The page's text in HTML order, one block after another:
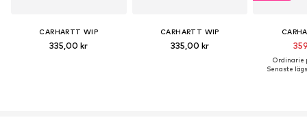
CARHARTT WIP
335,00 kr
CARHARTT WIP
335,00 kr
Ordinarie
Senaste